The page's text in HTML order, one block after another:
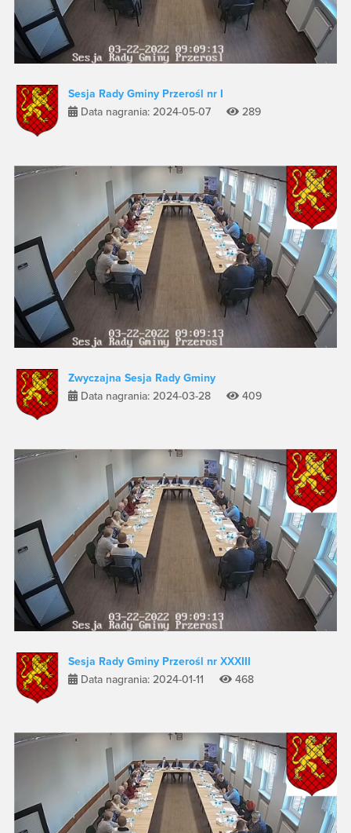
Sesja Rady Gminy Przerośl nr I
Data nagrania: 2024-05-07
289
Zwyczajna Sesja Rady Gminy
Data nagrania: 2024-03-28
409
Sesja Rady Gminy Przerośl nr XXXIII
Data nagrania: 2024-01-11
468